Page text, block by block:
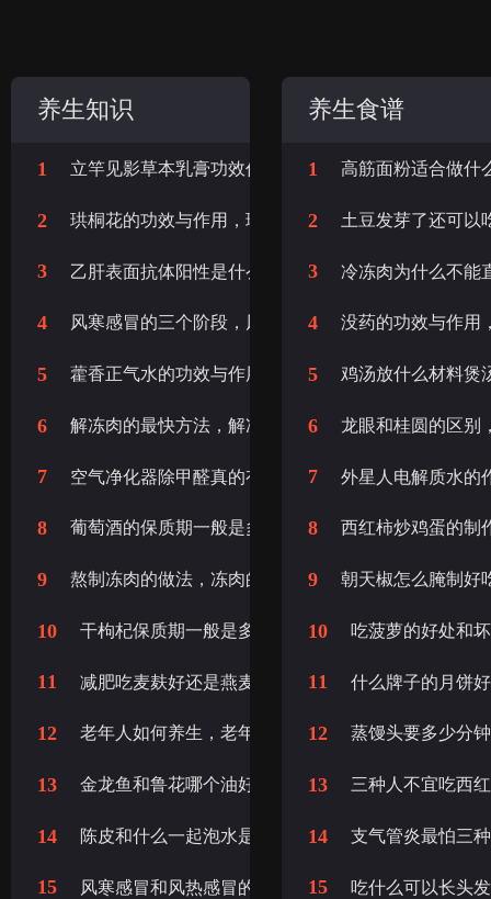
养生知识
1 立竿见影草本乳膏功效作用，立竿见影草本乳膏功效
2 珙桐花的功效与作用，珙桐花的功效和作用
3 乙肝表面抗体阳性是什么意思，乙肝表面抗体阳性+是
4 风寒感冒的三个阶段，风寒感冒咳嗽的三个阶段
5 藿香正气水的功效与作用，藿香正气水的作用
6 解冻肉的最快方法，解冻肉的最快方法是冷水还是热水
7 空气净化器除甲醛真的有效果吗，空气净化器有效果
8 葡萄酒的保质期一般是多少年，葡萄酒保质期几年
9 熬制冻肉的做法，冻肉的做法
10 干枸杞保质期一般是多久，干枸杞有保质期吗
11 减肥吃麦麸好还是燕麦片好，减肥早上吃燕麦片好还
12 老年人如何养生，老年人应该如何养生
13 金龙鱼和鲁花哪个油好，鲁花和金龙鱼哪个好
14 陈皮和什么一起泡水是最佳搭配，咳嗽陈皮和什么一
15 风寒感冒和风热感冒的区别和症状，风寒和风热感冒
养生食谱
1 高筋面粉适合做什
2 土豆发芽了还可以
3 冷冻肉为什么不能
4 没药的功效与作用
5 鸡汤放什么材料煲
6 龙眼和桂圆的区别
7 外星人电解质水的
8 西红柿炒鸡蛋的制
9 朝天椒怎么腌制好
10 吃菠萝的好处和
11 什么牌子的月饼
12 蒸馒头要多少分
13 三种人不宜吃西
14 支气管炎最怕三
15 吃什么可以长头